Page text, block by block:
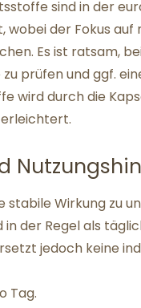
sind in der
der Fokus
Es ist ratsam,
prüfen und ggf.
wird durch die
Wirkung zu
der Regel als
jedoch keine
Tag.